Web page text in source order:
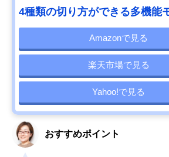
4種類の切り方ができる多機能
Amazonで見る
楽天市場で見る
Yahoo!で見る
おすすめポイント